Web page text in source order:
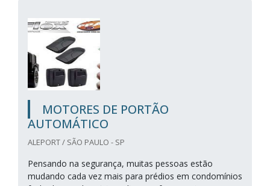
MOTORES DE PORTÃO
AUTOMÁTICO
ALEPORT / SÃO PAULO - SP
Pensando na segurança, muitas pessoas estão
mudando cada vez mais para prédios em condomínios